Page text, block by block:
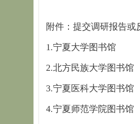
附件：提交调研报告或
1.宁夏大学图书馆
2.北方民族大学图书馆
3.宁夏医科大学图书馆
4.宁夏师范学院图书馆